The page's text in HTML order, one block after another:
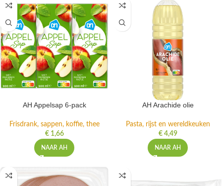
AH Appelsap 6-pack
Frisdrank, sappen, koffie, thee
€1,66
NAAR AH
AH Arachide olie
Pasta, rijst en wereldkeuken
€4,49
NAAR AH